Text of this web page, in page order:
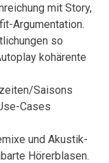
mit Story,
Argumentation.
so
‍kohärente
Saisons‌
Cases
und Akustik-
Hörerblasen.